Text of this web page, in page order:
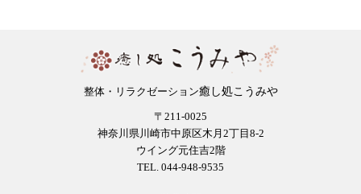
整体・リラクゼーション癒し処こうみや
〒211-0025
神奈川県川崎市中原区木月2丁目8-2
ウイング元住吉2階
TEL. 044-948-9535